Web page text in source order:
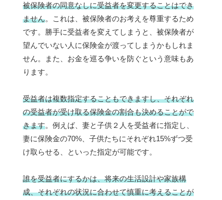
被保険者の同意なしに受益者を変更することはでき
ません。これは、被保険者のお考えを尊重するため
です。勝手に受益者を変えてしまうと、被保険者が
望んでいない人に保険金が渡ってしまうかもしれま
せん。また、お金を巡る争いを防ぐという意味もあ
ります。
受益者は複数指定することもできますし、それぞれ
の受益者が受け取る保険金の割合も決めることがで
きます。例えば、妻と子供２人を受益者に指定し、
妻に保険金の70%、子供たちにそれぞれ15%ずつ受
け取らせる、といった指定が可能です。
誰を受益者にするかは、将来の生活設計や家族構
成、それぞれの状況に合わせて慎重に考えることが